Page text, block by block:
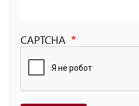
CAPTCHA